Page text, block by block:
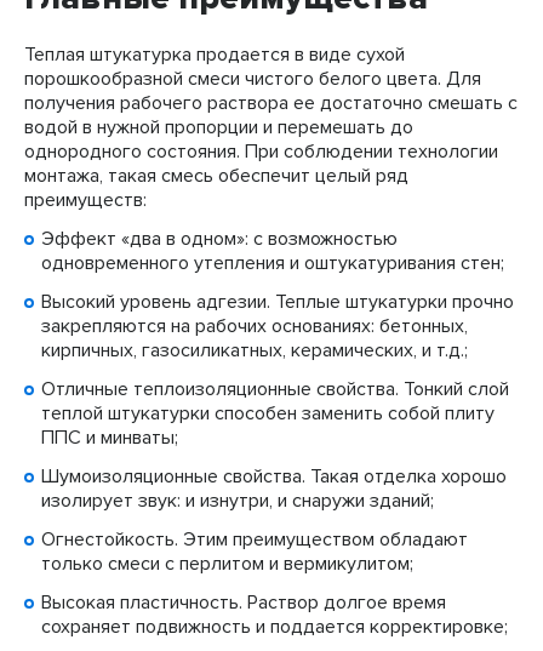
Теплая штукатурка продается в виде сухой
порошкообразной смеси чистого белого цвета. Для
получения рабочего раствора ее достаточно смешать с
водой в нужной пропорции и перемешать до
однородного состояния. При соблюдении технологии
монтажа, такая смесь обеспечит целый ряд
преимуществ:
Эффект «два в одном»: с возможностью
одновременного утепления и оштукатуривания стен;
Высокий уровень адгезии. Теплые штукатурки прочно
закрепляются на рабочих основаниях: бетонных,
кирпичных, газосиликатных, керамических, и т.д.;
Отличные теплоизоляционные свойства. Тонкий слой
теплой штукатурки способен заменить собой плиту
ППС и минваты;
Шумоизоляционные свойства. Такая отделка хорошо
изолирует звук: и изнутри, и снаружи зданий;
Огнестойкость. Этим преимуществом обладают
только смеси с перлитом и вермикулитом;
Высокая пластичность. Раствор долгое время
сохраняет подвижность и поддается корректировке;